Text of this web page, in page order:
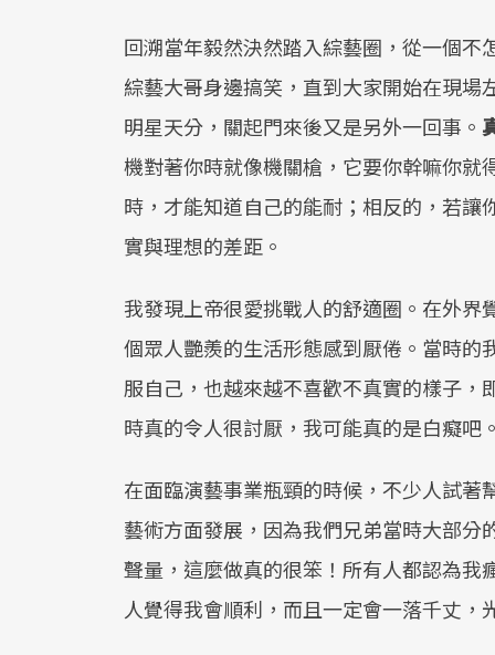
回溯當年毅然決然踏入綜藝圈，從一個
綜藝大哥身邊搞笑，直到大家開始在現
明星天分，關起門來後又是另外一回事。
機對著你時就像機關槍，它要你幹嘛你
時，才能知道自己的能耐；相反的，若
實與理想的差距。
我發現上帝很愛挑戰人的舒適圈。在外
個眾人艷羨的生活形態感到厭倦。當時
服自己，也越來越不喜歡不真實的樣子
時真的令人很討厭，我可能真的是白癡吧
在面臨演藝事業瓶頸的時候，不少人試
藝術方面發展，因為我們兄弟當時大部
聲量，這麼做真的很笨！所有人都認為
人覺得我會順利，而且一定會一落千丈，